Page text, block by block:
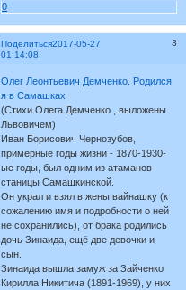
0
Поделиться 3
2017-05-27
01:14:08
Олег Леонтьевич Демченко. Родился
я в Самашках
(Стихи Олега Демченко , выложены
Львовичем)
Иван Борисович Чернозубов,
примерные годы жизни - 1870-1930-
ые годы, был одним из атаманов
станицы Самашкинской.
Он украл и взял в жены вайнашку (к
сожалению имя и подробности о ней
не сохранились), от брака родились
дочь Зинаида, ещё две девочки и
сын.
Зинаида вышла замуж за Зайченко
Кирилла Никитича (1891-1969), у них